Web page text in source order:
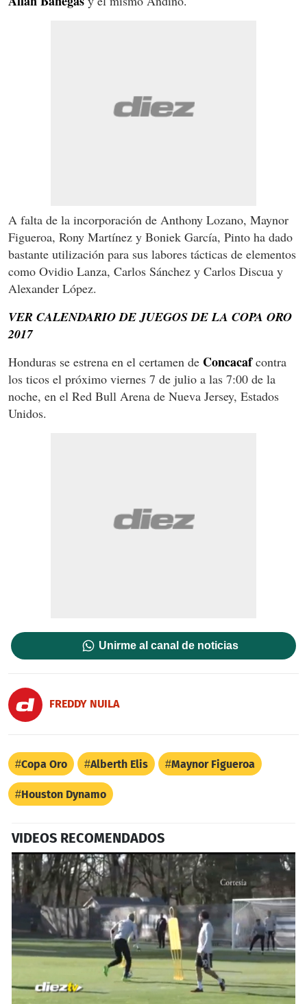
A falta de la incorporación de Anthony Lozano, Maynor
Figueroa, Rony Martínez y Boniek García, Pinto ha dado
bastante utilización para sus labores tácticas de elementos
como Ovidio Lanza, Carlos Sánchez y Carlos Discua y
Alexander López.
VER CALENDARIO DE JUEGOS DE LA COPA ORO
2017
Honduras se estrena en el certamen de Concacafcontra
los ticos el próximo viernes 7 de julio a las 7:00 de la
noche, en el Red Bull Arena de Nueva Jersey, Estados
Unidos.
Unirme al canal de noticias
FREDDY NUILA
Copa Oro Alberth Elis Maynor Figueroa
Houston Dynamo
VIDEOS RECOMENDADOS